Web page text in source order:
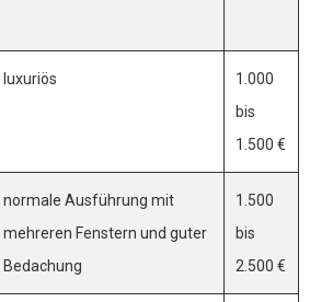
luxuriös
1.000
bis
1.500 €
normale Ausführung mit
mehreren Fenstern und guter
Bedachung
1.500
bis
2.500 €